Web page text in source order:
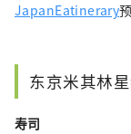
JapanEatinerary
东京米其林
寿司